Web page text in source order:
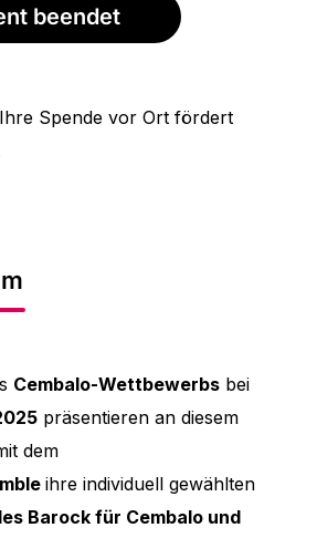
beendet
Spende vor Ort fördert
Cembalo-Wettbewerbs bei
präsentieren an diesem
dem
ihre individuell gewählten
Barock für Cembalo und